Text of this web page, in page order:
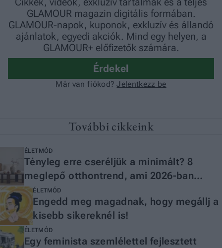
További cikkeink
ÉLETMÓD
Tényleg erre cseréljük a minimált? 8
meglepő otthontrend, ami 2026-ban
mindent visz
ÉLETMÓD
Engedd meg magadnak, hogy megállj a
kisebb sikereknél is!
ÉLETMÓD
Egy feminista szemlélettel fejlesztett